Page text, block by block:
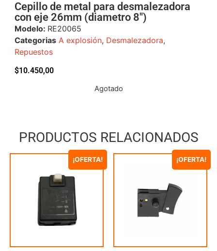
Cepillo de metal para desmalezadora
con eje 26mm (diametro 8″)
Modelo: RE20065
Categorias A explosión, Desmalezadora,
Repuestos
$10.450,00
Agotado
PRODUCTOS RELACIONADOS
¡OFERTA! ¡OFERTA!